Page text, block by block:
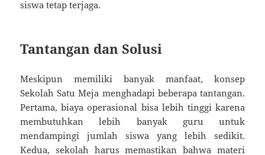
siswa tetap terjaga.
Tantangan dan Solusi
Meskipun memiliki banyak manfaat, konsep
Sekolah Satu Meja menghadapi beberapa tantangan.
Pertama, biaya operasional bisa lebih tinggi karena
membutuhkan lebih banyak guru untuk
mendampingi jumlah siswa yang lebih sedikit.
Kedua, sekolah harus memastikan bahwa materi